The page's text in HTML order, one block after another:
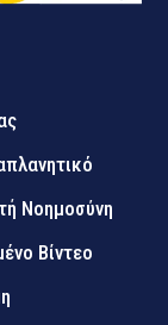
Νοημοσύνη
Βίντεο